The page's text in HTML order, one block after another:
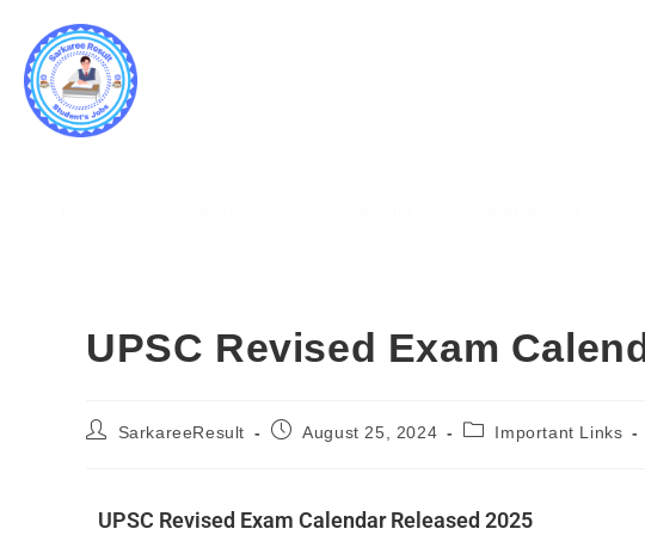
UPSC Revised Exam
SarkareeResult August 25, 2024 Important Links
UPSC Revised Exam Calendar Released 2025